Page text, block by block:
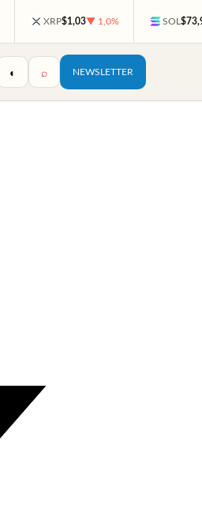
XRP$1,03▼ 1,0% SOL
◐ ⌕ NEWSLETTER